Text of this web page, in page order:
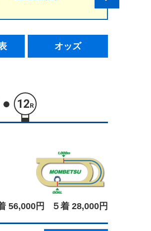
オッズ
12R
56,000円 ５着 28,000円